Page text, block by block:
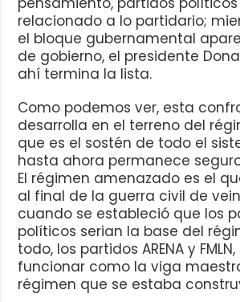
relacionado a lo partidario;
el bloque gubernamental
de gobierno, el presidente
ahí termina la lista.
Como podemos ver, esta
desarrolla en el terreno del
que es el sostén de todo el
hasta ahora permanece
El régimen amenazado es el
al final de la guerra civil de
cuando se estableció que los
políticos serian la base del
todo, los partidos ARENA y
funcionar como la viga
régimen que se estaba